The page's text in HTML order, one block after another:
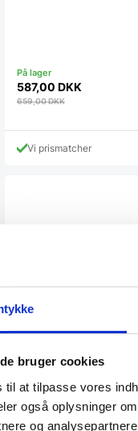
bruger cookies
til at tilpasse vores
også oplysninger
og
587,00 DKK
659,00DKK
Vi prismatcher
Fibrox udbeningskniv